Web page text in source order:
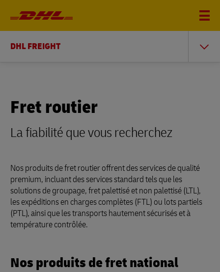
DHL FREIGHT
Fret routier
La fiabilité que vous recherchez
Nos produits de fret routier offrent des services de qualité
premium, incluant des services standard tels que les
solutions de groupage, fret palettisé et non palettisé (LTL),
les expéditions en charges complètes (FTL) ou lots partiels
(PTL), ainsi que les transports hautement sécurisés et à
température contrôlée.
Nos produits de fret national